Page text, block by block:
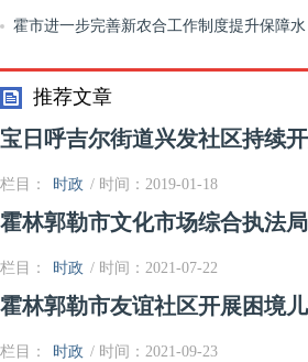
专项整治活动
霍市进一步完善新农合工作制度提升保障水
平
推荐文章
宝日呼吉尔街道兴发社区持续
栏目： 时政 / 时间：2019-01-18
霍林郭勒市文化市场综合执法
栏目： 时政 / 时间：2021-07-22
霍林郭勒市友谊社区开展困境
栏目： 时政 / 时间：2021-09-23